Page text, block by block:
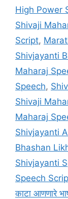
High Power
Shivaji
Script,
Shivjayanti
Maharaj
Speech,
Shivaji
Maharaj
Shivjayanti
Bhashan
Shivjayanti
Speech
काटा आणणारे